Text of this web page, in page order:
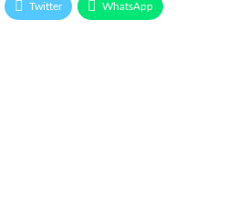
Twitter WhatsApp